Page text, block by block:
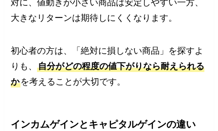
対に、値動きが小さい商品は安定しやすい一方、
大きなリターンは期待しにくくなります。
初心者の方は、「絶対に損しない商品」を探すよ
りも、自分がどの程度の値下がりなら耐えられる
かを考えることが大切です。
インカムゲインとキャピタルゲインの違い